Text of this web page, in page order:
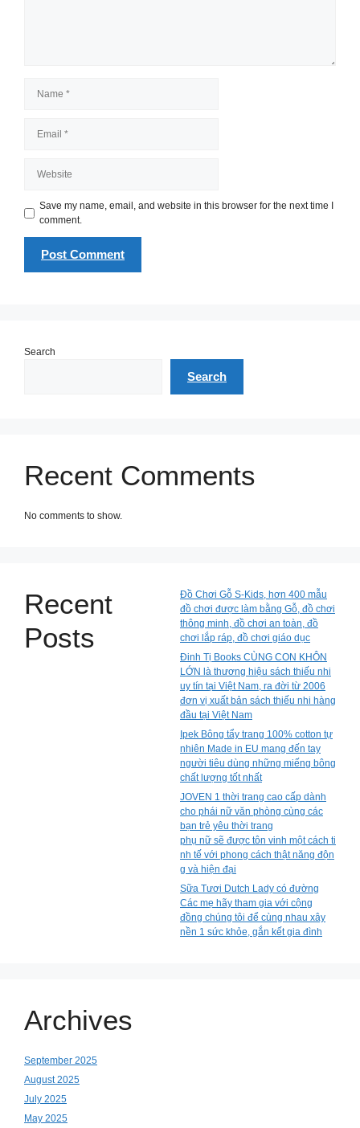
Save my name, email, and website in this browser for the next time I
comment.
Search
Search
Recent Comments
No comments to show.
Recent
Posts
Đồ Chơi Gỗ S-Kids, hơn 400 mẫu
đồ chơi được làm bằng Gỗ, đồ chơi
thông minh, đồ chơi an toàn, đồ
chơi lắp ráp, đồ chơi giáo dục
Đinh Tị Books CÙNG CON KHÔN
LỚN là thương hiệu sách thiếu nhi
uy tín tại Việt Nam, ra đời từ 2006
đơn vị xuất bản sách thiếu nhi hàng
đầu tại Việt Nam
Ipek Bông tẩy trang 100% cotton tự
nhiên Made in EU mang đến tay
người tiêu dùng những miếng bông
chất lượng tốt nhất
JOVEN 1 thời trang cao cấp dành
cho phái nữ văn phòng cùng các
bạn trẻ yêu thời trang
phụ nữ sẽ được tôn vinh một cách ti
nh tế với phong cách thật năng độn
g và hiện đại
Sữa Tươi Dutch Lady có đường
Các mẹ hãy tham gia với cộng
đồng chúng tôi để cùng nhau xây
nền 1 sức khỏe, gắn kết gia đình
Archives
September 2025
August 2025
July 2025
May 2025